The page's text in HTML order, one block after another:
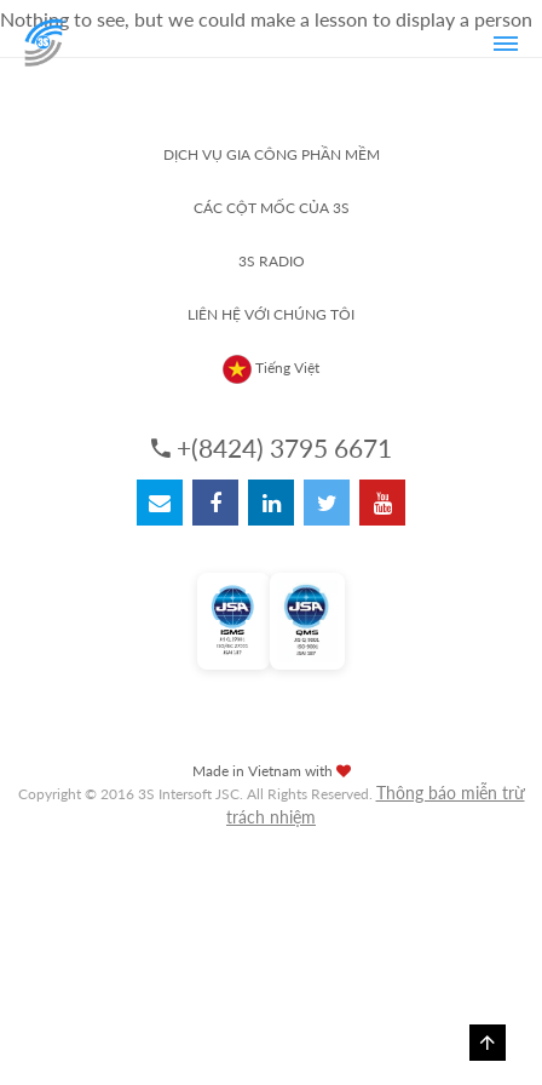
Nothing to see, but we could make a lesson to display a person
DỊCH VỤ GIA CÔNG PHẦN MỀM
CÁC CỘT MỐC CỦA 3S
3S RADIO
LIÊN HỆ VỚI CHÚNG TÔI
Tiếng Việt
+(8424) 3795 6671
Made in Vietnam with
Copyright © 2016 3S Intersoft JSC. All Rights Reserved. Thông báo miễn trừ
trách nhiệm